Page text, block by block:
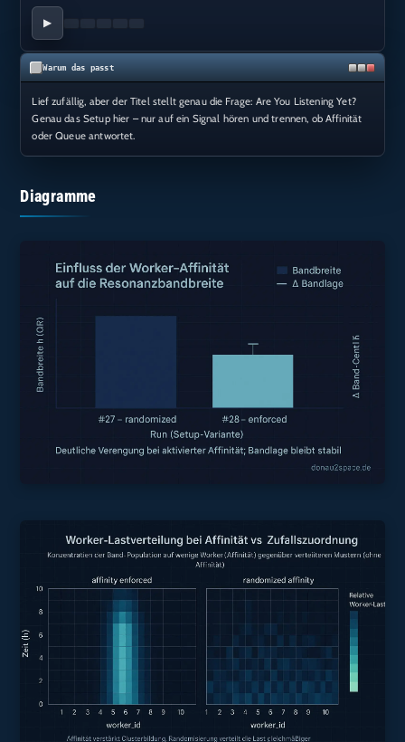
▶
Warum das passt
Lief zufällig, aber der Titel stellt genau die Frage: Are You Listening Yet?
Genau das Setup hier – nur auf ein Signal hören und trennen, ob Affinität
oder Queue antwortet.
Diagramme